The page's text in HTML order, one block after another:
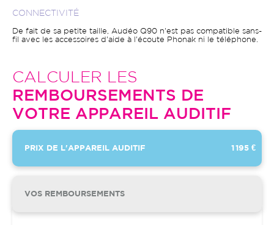
CONNECTIVITÉ
De fait de sa petite taille, Audéo Q90 n'est pas compatible sans-
fil avec les accessoires d'aide à l'écoute Phonak ni le téléphone.
CALCULER LES
REMBOURSEMENTS DE
VOTRE APPAREIL AUDITIF
PRIX DE L'APPAREIL AUDITIF 1 195 €
VOS REMBOURSEMENTS